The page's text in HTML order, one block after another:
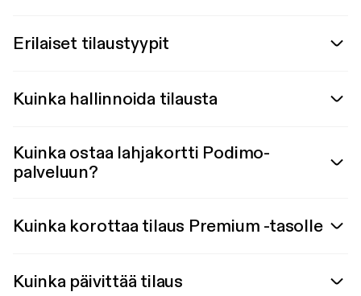
Erilaiset tilaustyypit
Kuinka hallinnoida tilausta
Kuinka ostaa lahjakortti Podimo-
palveluun?
Kuinka korottaa tilaus Premium -tasolle
Kuinka päivittää tilaus